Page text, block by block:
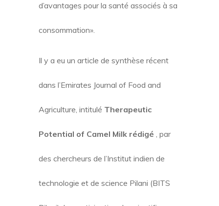
d’avantages pour la santé associés à sa
consommation».
Il y a eu un article de synthèse récent
dans l’Emirates Journal of Food and
Agriculture, intitulé Therapeutic
Potential of Camel Milk rédigé , par
des chercheurs de l’Institut indien de
technologie et de science Pilani (BITS